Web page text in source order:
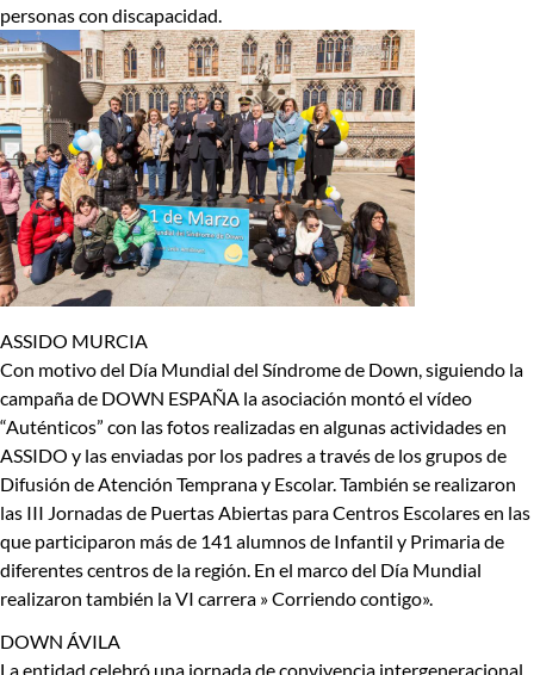
personas con discapacidad.
ASSIDO MURCIA
Con motivo del Día Mundial del Síndrome de Down, siguiendo la
campaña de DOWN ESPAÑA la asociación montó el vídeo
“Auténticos” con las fotos realizadas en algunas actividades en
ASSIDO y las enviadas por los padres a través de los grupos de
Difusión de Atención Temprana y Escolar. También se realizaron
las III Jornadas de Puertas Abiertas para Centros Escolares en las
que participaron más de 141 alumnos de Infantil y Primaria de
diferentes centros de la región. En el marco del Día Mundial
realizaron también la VI carrera » Corriendo contigo».
DOWN ÁVILA
La entidad celebró una jornada de convivencia intergeneracional